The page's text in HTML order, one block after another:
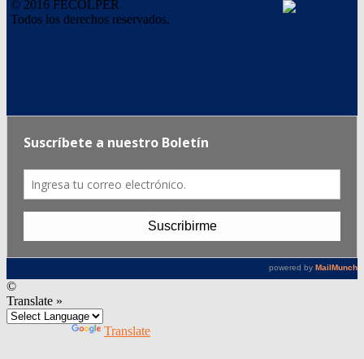
© 2016 FECOLPER
Todos los derechos reservados.
©
Translate »
Translate